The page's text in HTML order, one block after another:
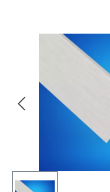
Bildergalerie